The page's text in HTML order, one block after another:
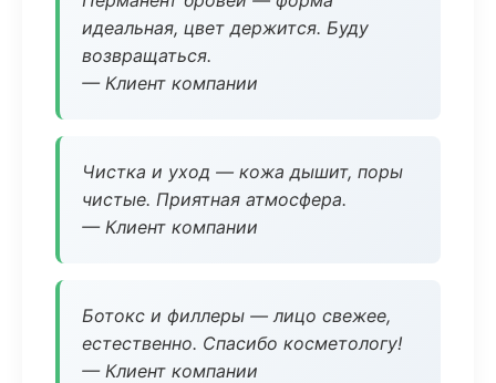
идеальная, цвет держится. Буду
возвращаться.
— Клиент компании
Чистка и уход — кожа дышит, поры
чистые. Приятная атмосфера.
— Клиент компании
Ботокс и филлеры — лицо свежее,
естественно. Спасибо косметологу!
— Клиент компании